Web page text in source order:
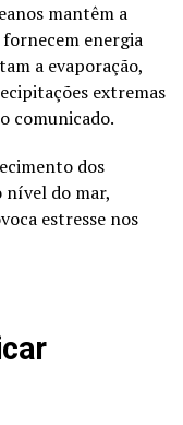
mantêm a
energia
a evaporação,
extremas
comunicado.
dos
nível do mar,
estresse nos